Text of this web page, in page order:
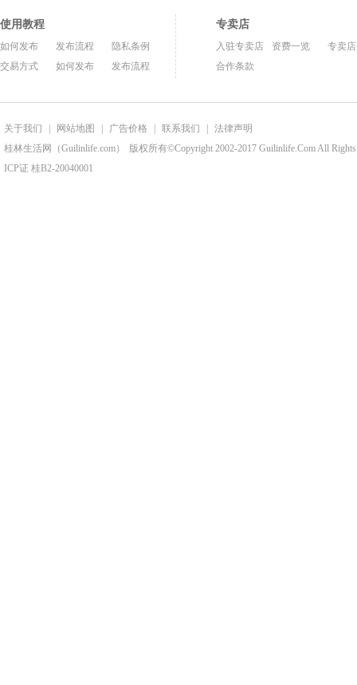
使用教程
如何发布 发布流程
隐私条例
交易方式
如何发布 发布流程
专卖店
入驻专卖店 资费一览
专卖
合作条款
关于我们 网站地图 广告价格 联系我们
法律声明
桂林生活网（Guilinlife.com）
版权所有©Copyright 2002-2017 Guilinlife.Com All Rights
ICP证 桂B2-20040001